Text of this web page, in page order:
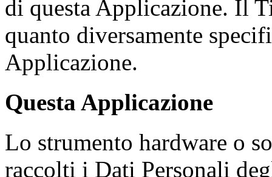
di questa Applicazione. Il
quanto diversamente
Applicazione.
Questa Applicazione
Lo strumento hardware o
raccolti i Dati Personali